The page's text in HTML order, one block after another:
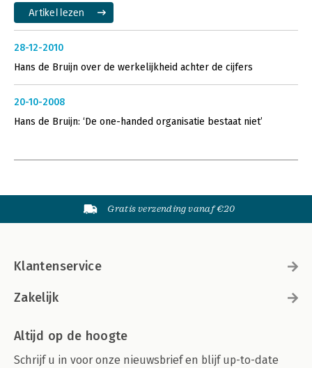
Artikel lezen
28-12-2010
Hans de Bruijn over de werkelijkheid achter de cijfers
20-10-2008
Hans de Bruijn: ‘De one-handed organisatie bestaat niet’
Gratis verzending vanaf €20
Klantenservice
Zakelijk
Altijd op de hoogte
Schrijf u in voor onze nieuwsbrief en blijf up-to-date